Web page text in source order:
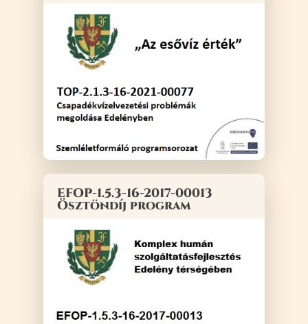
EFOP-1.5.3-16-2017-00013
Ösztöndíj program